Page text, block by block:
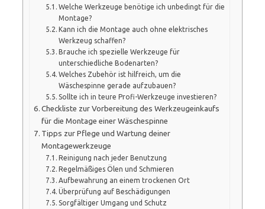
Welche Werkzeuge benötige ich unbedingt für die
Montage?
Kann ich die Montage auch ohne elektrisches
Werkzeug schaffen?
Brauche ich spezielle Werkzeuge für
unterschiedliche Bodenarten?
Welches Zubehör ist hilfreich, um die
Wäschespinne gerade aufzubauen?
Sollte ich in teure Profi-Werkzeuge investieren?
Checkliste zur Vorbereitung des Werkzeugeinkaufs
für die Montage einer Wäschespinne
Tipps zur Pflege und Wartung deiner
Montagewerkzeuge
Reinigung nach jeder Benutzung
Regelmäßiges Ölen und Schmieren
Aufbewahrung an einem trockenen Ort
Überprüfung auf Beschädigungen
Sorgfältiger Umgang und Schutz